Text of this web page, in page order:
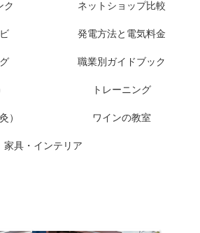
ク ネットショップ比較
発電方法と電気料金
職業別ガイドブック
トレーニング
） ワインの教室
家具・インテリア